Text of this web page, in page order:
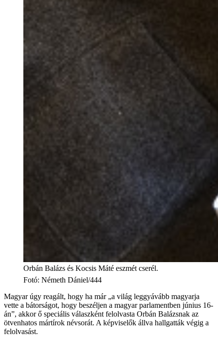
Orbán Balázs és Kocsis Máté eszmét cserél.
Fotó: Németh Dániel/444
Magyar úgy reagált, hogy ha már „a világ leggyávább magyarja
vette a bátorságot, hogy beszéljen a magyar parlamentben június 16-
án”, akkor ő speciális válaszként felolvasta Orbán Balázsnak az
ötvenhatos mártírok névsorát. A képviselők állva hallgatták végig a
felolvasást.